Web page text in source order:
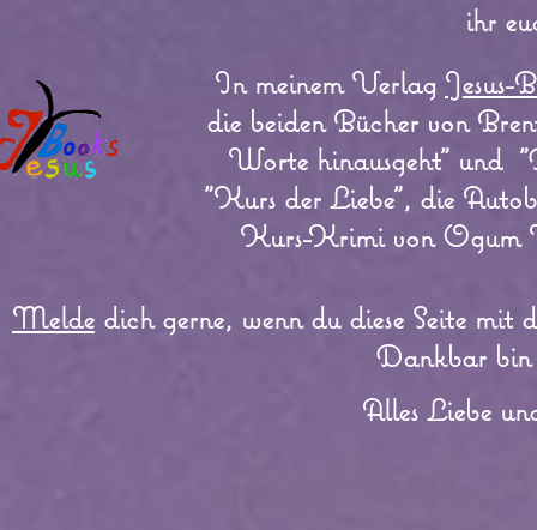
ihr
In meinem Verlag Jesus-
die beiden Bücher von
Worte hinausgeht" und
"Kurs der Liebe", die
Kurs-Krimi von Ogum
Melde dich gerne, wenn du diese Seite
Dankbar
Alles Liebe